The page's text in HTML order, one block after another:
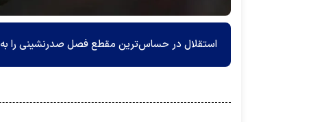
استقلال در حساس‌ترین مقطع فصل صدرنشینی را به